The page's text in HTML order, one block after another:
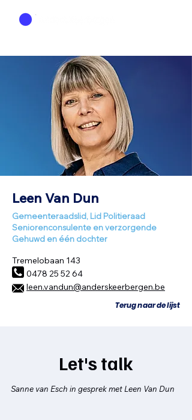
Leen Van Dun
Gemeenteraadslid, Lid Politieraad
Seniorenconsulente en verzorgende
Gehuwd en één dochter
Tremelobaan 143
0478 25 52 64
leen.vandun@anderskeerbergen.be
Terug naar de lijst
Let's talk
Sanne van Esch in gesprek met Leen Van Dun